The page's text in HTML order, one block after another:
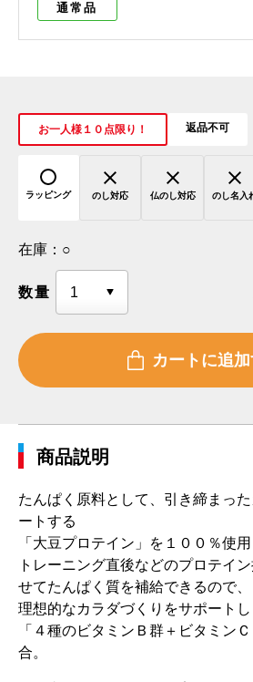
通常品
お一人様１０点限り！ 返品不可
ラッピング のし対応 仏のし対応 のし名入
在庫： ○
数量
商品説明
たんぱく原料として、引き締まっ
ートする
「大豆プロテイン」を１００％使用
トレーニング直後などのプロテイ
せてたんぱく質を補給できるので、
理想的なカラダづくりをサポートし
「４種のビタミンＢ群＋ビタミン
合。